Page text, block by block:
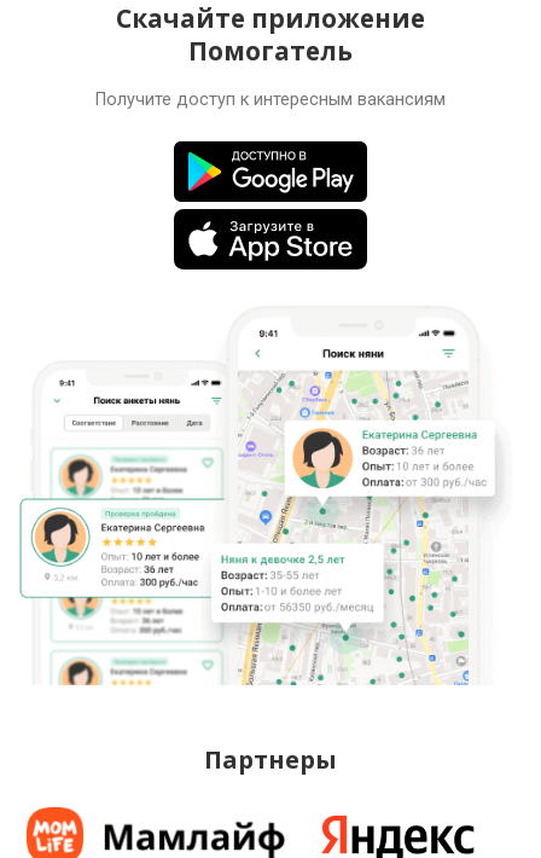
Скачайте приложение
Помогатель
Получите доступ к интересным вакансиям
Партнеры